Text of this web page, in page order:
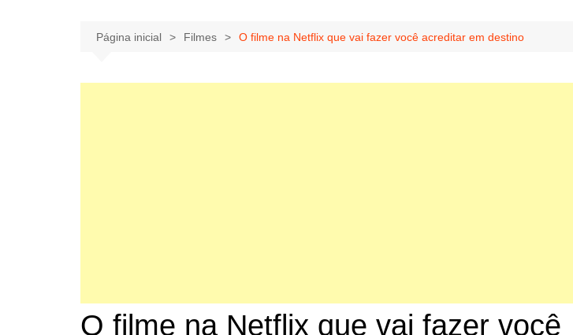
Página inicial Filmes O filme na Netflix que vai fazer você acreditar em destino
O filme na Netflix que vai fazer você